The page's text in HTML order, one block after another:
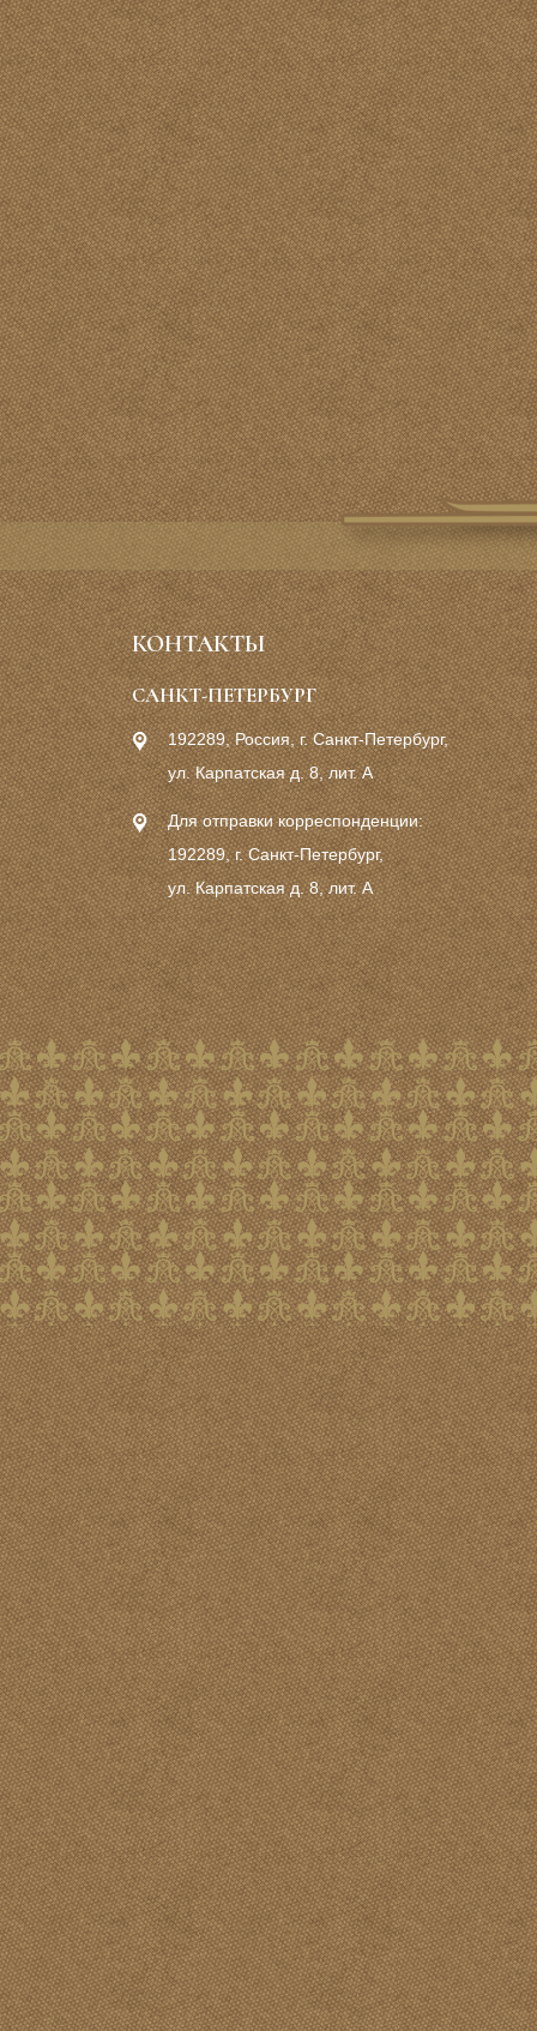
КОНТАКТЫ
САНКТ-ПЕТЕРБУРГ
192289, Россия, г. Санкт-Петербург,
ул. Карпатская д. 8, лит. А
Для отправки корреспонденции:
192289, г. Санкт-Петербург,
ул. Карпатская д. 8, лит. А